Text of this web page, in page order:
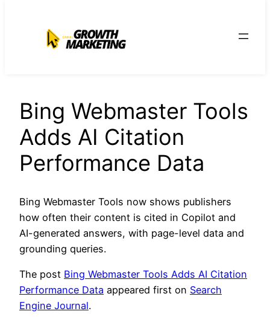
conteúdo
Bing Webmaster Tools
Adds AI Citation
Performance Data
Bing Webmaster Tools now shows publishers
how often their content is cited in Copilot and
AI-generated answers, with page-level data and
grounding queries.
The post Bing Webmaster Tools Adds AI Citation
Performance Data appeared first on Search
Engine Journal.